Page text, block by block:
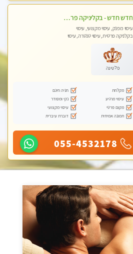
חדש חדש - בקליניקה פרטית בחיפה עיסוי לחידוש אנרגיות עיסוי חלומי מומלץ מאוד !
עיסוי מפנק, עיסוי מקצועי, עיסוי
בקלניקה פרטית, עיסוי טנטרה, עיסוי
פלטינה
מקלחת
חניה חינם
עיסוי מרגיע
נקי ומסודר
מקום פרטי
עיסוי מקצועי
תמונה אמיתית
דוברת עיברית
055-4532178